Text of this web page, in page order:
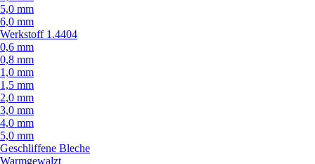
5,0 mm
6,0 mm
Werkstoff 1.4404
0,6 mm
0,8 mm
1,0 mm
1,5 mm
2,0 mm
3,0 mm
4,0 mm
5,0 mm
Geschliffene Bleche
Warmgewalzt